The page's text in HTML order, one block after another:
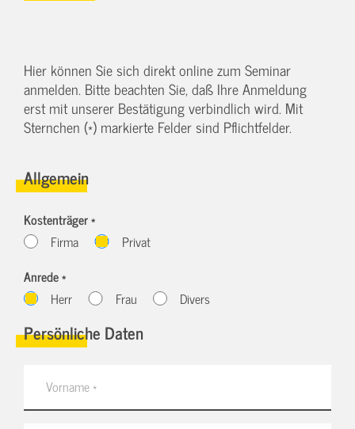
Hier können Sie sich direkt online zum Seminar
anmelden. Bitte beachten Sie, daß Ihre Anmeldung
erst mit unserer Bestätigung verbindlich wird. Mit
Sternchen (*) markierte Felder sind Pflichtfelder.
Allgemein
Kostenträger *
Firma
Privat
Anrede *
Herr
Frau Divers
Persönliche Daten